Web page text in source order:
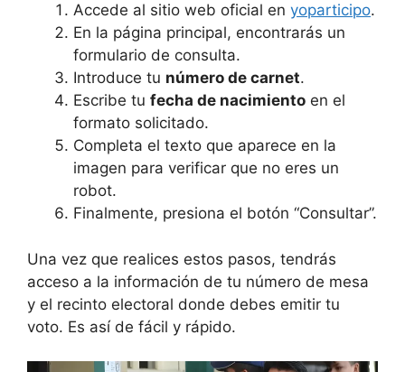
Accede al sitio web oficial en yoparticipo.
En la página principal, encontrarás un
formulario de consulta.
Introduce tu número de carnet.
Escribe tu fecha de nacimiento en el
formato solicitado.
Completa el texto que aparece en la
imagen para verificar que no eres un
robot.
Finalmente, presiona el botón “Consultar”.
Una vez que realices estos pasos, tendrás
acceso a la información de tu número de mesa
y el recinto electoral donde debes emitir tu
voto. Es así de fácil y rápido.